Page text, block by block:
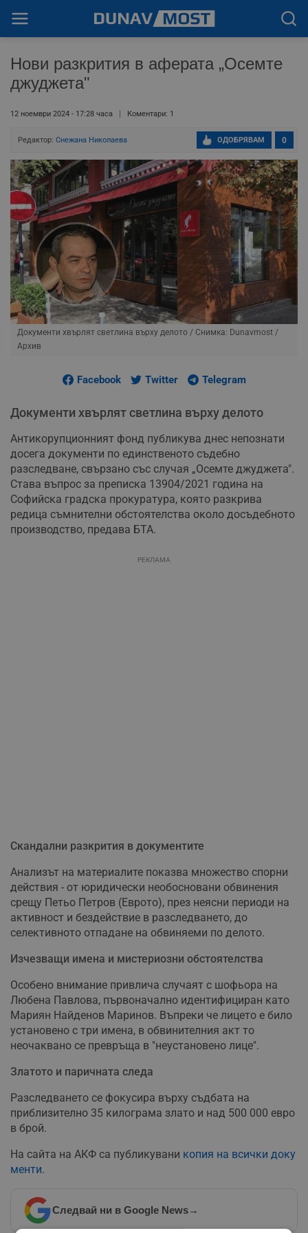
Нови разкрития в аферата „Осемте
джуджета"
12 ноември 2024 - 17:28 часа Коментари: 1
Редактор: Снежана Николаева 0
ОДОБРЯВАМ
Документи хвърлят светлина върху делото / Снимка: Dunavmost /
Архив
Facebook Twitter Telegram
Документи хвърлят светлина върху делото
Антикорупционният фонд публикува днес непознати
досега документи по единственото съдебно
разследване, свързано със случая „Осемте джуджета".
Става въпрос за преписка 13904/2021 година на
Софийска градска прокуратура, която разкрива
редица съмнителни обстоятелства около досъдебното
производство, предава БТА.
РЕКЛАМА
Скандални разкрития в документите
Анализът на материалите показва множество спорни
действия - от юридически необосновани обвинения
срещу Петьо Петров (Еврото), през неясни периоди на
активност и бездействие в разследването, до
селективното отпадане на обвиняеми по делото.
Изчезващи имена и мистериозни обстоятелства
Особено внимание привлича случаят с шофьора на
Любена Павлова, първоначално идентифициран като
Мариян Найденов Маринов. Въпреки че лицето е било
установено с три имена, в обвинителния акт то
неочаквано се превръща в "неустановено лице".
Златото и паричната следа
Разследването се фокусира върху съдбата на
приблизително 35 килограма злато и над 500 000 евро
в брой.
На сайта на АКФ са публикувани копия на всички доку
менти.
Следвай ни в Google News→